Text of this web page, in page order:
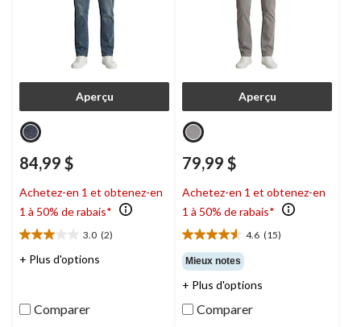
Aperçu
84,99 $
Achetez-en 1 et obtenez-en
1 à 50% de rabais*
3.0 (2)
3.0
étoile(s)
2
évaluations
+ Plus d'options
Comparer
Aperçu
79,99 $
Achetez-en 1 et obtenez-en
1 à 50% de rabais*
4.6 (15)
4.6
étoile(s)
sur
5.
15
évaluations
Mieux notes
+ Plus d'options
Comparer